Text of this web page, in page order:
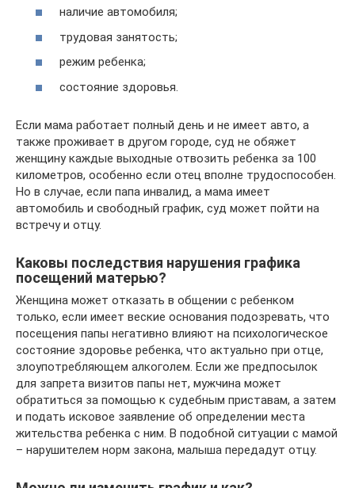
наличие автомобиля;
трудовая занятость;
режим ребенка;
состояние здоровья.
Если мама работает полный день и не имеет авто, а
также проживает в другом городе, суд не обяжет
женщину каждые выходные отвозить ребенка за 100
километров, особенно если отец вполне трудоспособен.
Но в случае, если папа инвалид, а мама имеет
автомобиль и свободный график, суд может пойти на
встречу и отцу.
Каковы последствия нарушения графика
посещений матерью?
Женщина может отказать в общении с ребенком
только, если имеет веские основания подозревать, что
посещения папы негативно влияют на психологическое
состояние здоровье ребенка, что актуально при отце,
злоупотребляющем алкоголем. Если же предпосылок
для запрета визитов папы нет, мужчина может
обратиться за помощью к судебным приставам, а затем
и подать исковое заявление об определении места
жительства ребенка с ним. В подобной ситуации с мамой
– нарушителем норм закона, малыша передадут отцу.